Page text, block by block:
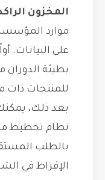
المخزون
على البيانات.
بطيئة
للمنتجات
بعد ذلك،
بالطلب
الإفراط في